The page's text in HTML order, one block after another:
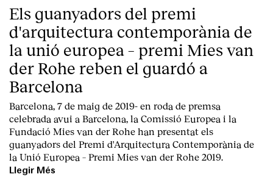
Els guanyadors del premi
d'arquitectura contemporània de
la unió europea – premi Mies van
der Rohe reben el guardó a
Barcelona
Barcelona, 7 de maig de 2019- en roda de premsa
celebrada avui a Barcelona, la Comissió Europea i la
Fundació Mies van der Rohe han presentat els
guanyadors del Premi d'Arquitectura Contemporània de
la Unió Europea – Premi Mies van der Rohe 2019.
Llegir Més